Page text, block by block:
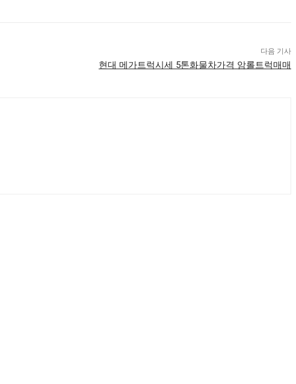
다음 기사
현대 메가트럭시세 5톤화물차가격 암롤트럭매매